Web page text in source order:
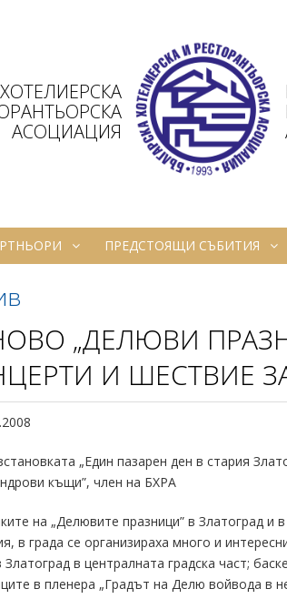
АСОЦИАЦИЯ
ПРЕДСТОЯЩИ СЪБИТИЯ
„ДЕЛЮВИ
И ШЕСТВИЕ
„Един пазарен ден в стария
къщи”, член на БХРА
на „Делювите празници” в Златоград и
в града се организираха много и
в централната градска част;
в пленера „Градът на Делю войвода в